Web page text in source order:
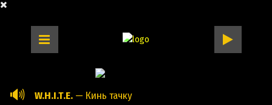
🔊 W.H.I.T.E. — Кинь тачку